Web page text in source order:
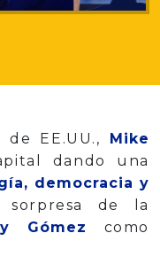
EE.UU.,
Mike
dando una
democracia y
de la
Gómez
como